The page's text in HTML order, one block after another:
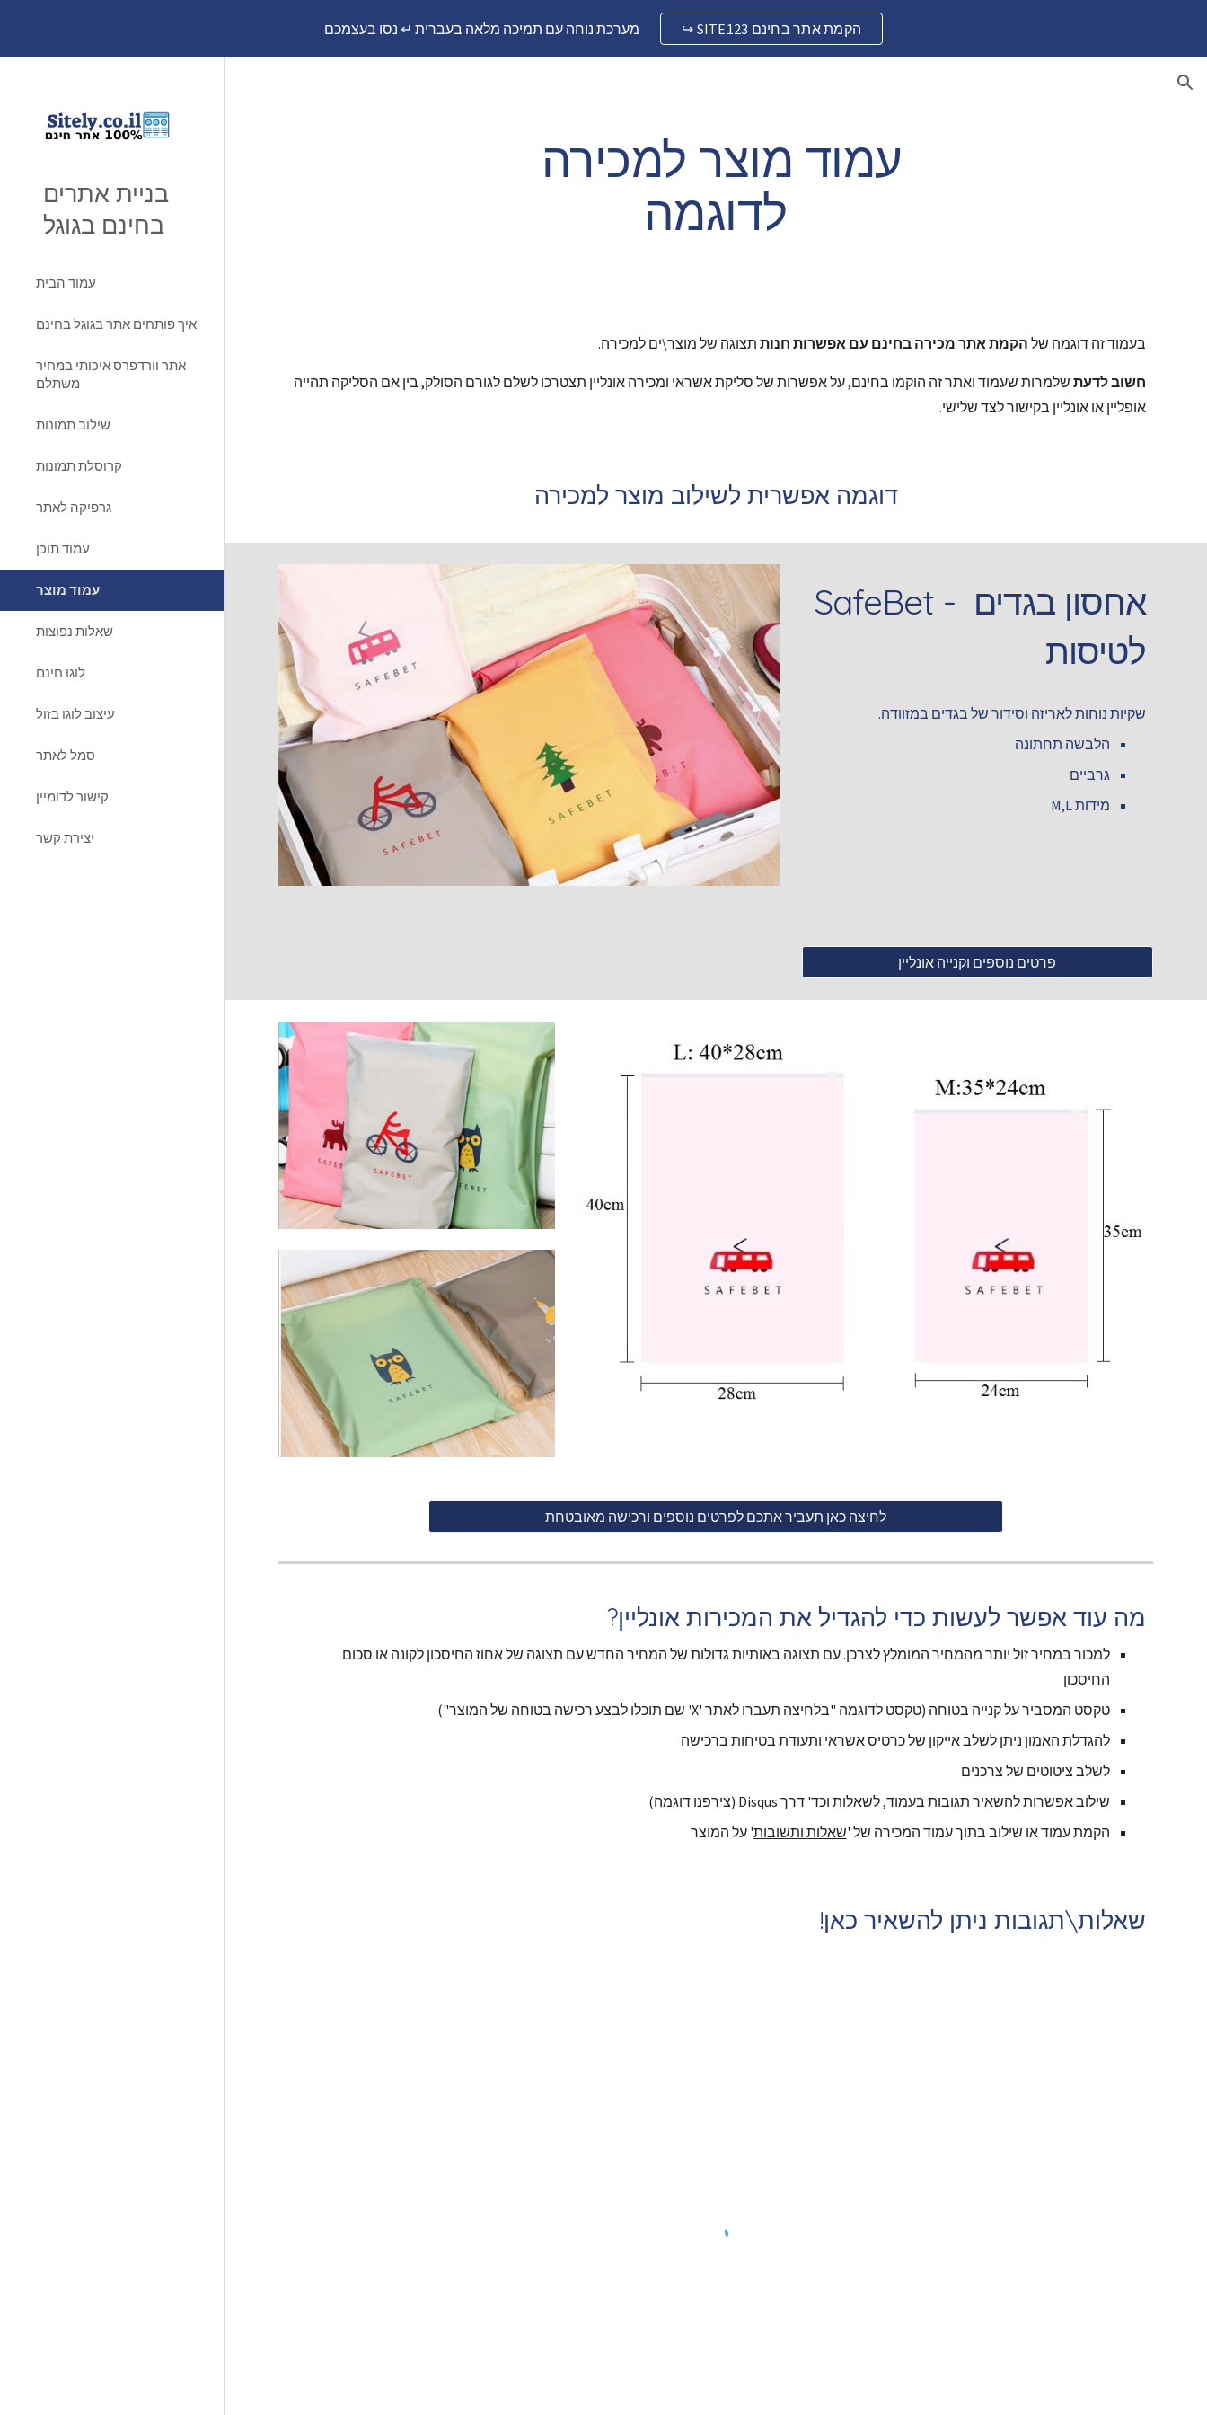
Skip to main content Skip to navigation מערכת נוחה עם תמיכה מלאה בעברית ↵ נסו בעצמכם ↪ SITE123 הקמת אתר בחינם
בניית אתרים
בחינם בגוגל
עמוד הבית
איך פותחים אתר בגוגל בחינם
אתר וורדפרס איכותי במחיר
משתלם
שילוב תמונות
קרוסלת תמונות
גרפיקה לאתר
עמוד תוכן
עמוד מוצר
שאלות נפוצות
לוגו חינם
עיצוב לוגו בזול
סמל לאתר
קישור לדומיין
יצירת קשר
לדוגמה
בעמוד זה דוגמה של הקמת אתר מכירה בחינם עם אפשרות חנות תצוגה של מוצר\ים למכירה.
חשוב לדעת
אופליין או אונליין בקישור לצד שלישי.
דוגמה אפשרית לשילוב מוצר למכירה
SafeBet - אחסון בגדים
לטיסות
שקיות נוחות לאריזה וסידור של בגדים במזוודה.
הלבשה תחתונה
גרביים
מידות M,L
פרטים נוספים וקנייה אונליין
לחיצה כאן תעביר אתכם לפרטים נוספים ורכישה מאובטחת
מה עוד אפשר לעשות כדי להגדיל את המכירות אונליין?
החיסכון
טקסט המסביר על קנייה בטוחה (טקסט לדוגמה "בלחיצה תעברו לאתר 'X' שם תוכלו לבצע רכישה בטוחה של המוצר")
להגדלת האמון ניתן לשלב אייקון של כרטיס אשראי ותעודת בטיחות ברכישה
לשלב ציטוטים של צרכנים
שילוב אפשרות להשאיר תגובות בעמוד, לשאלות וכד' דרך Disqus (צירפנו דוגמה)
הקמת עמוד או שילוב בתוך עמוד המכירה של 'שאלות ותשובות' על המוצר
שאלות\תגובות ניתן להשאיר כאן!